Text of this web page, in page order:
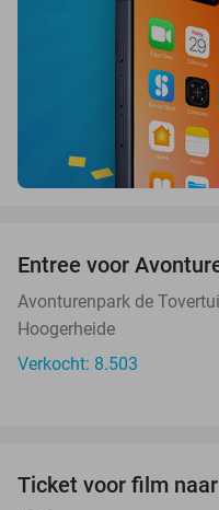
Entree voor
Avonturenpark de
Hoogerheide
Verkocht: 8.503
Ticket voor film